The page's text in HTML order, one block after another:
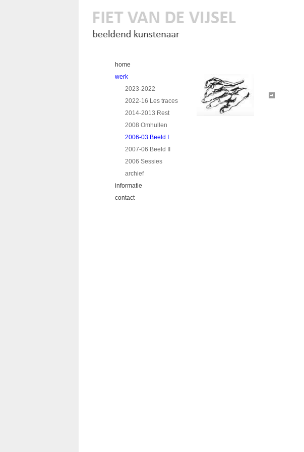
home
werk
2023-2022
2022-16 Les traces
2014-2013 Rest
2008 Omhullen
2006-03 Beeld I
2007-06 Beeld II
2006 Sessies
archief
informatie
contact